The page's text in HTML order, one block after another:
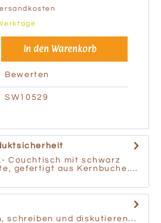
In den Warenkorb
Bewerten
SW10529
Couchtisch mit schwarz
gefertigt aus Kernbuche....
schreiben und diskutieren...